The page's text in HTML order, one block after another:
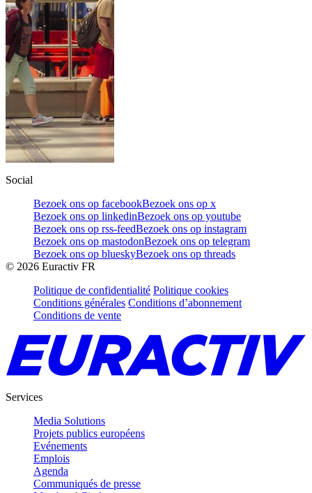
Social
Bezoek ons op facebookBezoek ons op x
Bezoek ons op linkedinBezoek ons op youtube
Bezoek ons op rss-feedBezoek ons op instagram
Bezoek ons op mastodonBezoek ons op telegram
Bezoek ons op blueskyBezoek ons op threads
© 2026 Euractiv FR
Politique de confidentialité Politique cookies
Conditions générales Conditions d’abonnement
Conditions de vente
Services
Media Solutions
Projets publics européens
Evénements
Emplois
Agenda
Communiqués de presse